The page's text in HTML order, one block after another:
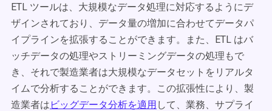
ETL ツールは、大規模なデータ処理に対応するようにデ
ザインされており、データ量の増加に合わせてデータパ
イプラインを拡張することができます。また、ETL はバ
ッチデータの処理やストリーミングデータの処理もで
き、それで製造業者は大規模なデータセットをリアルタ
イムで分析することができます。この拡張性により、製
造業者は ビッグデータ分析を適用 して、業務、サプライ